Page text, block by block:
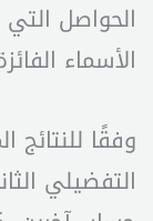
الحواصل
الأسماء
وفقًا
التفضيلي